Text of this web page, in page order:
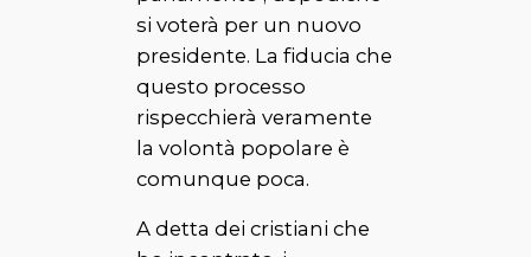
si voterà per un nuovo
presidente. La fiducia che
questo processo
rispecchierà veramente
la volontà popolare è
comunque poca.
A detta dei cristiani che